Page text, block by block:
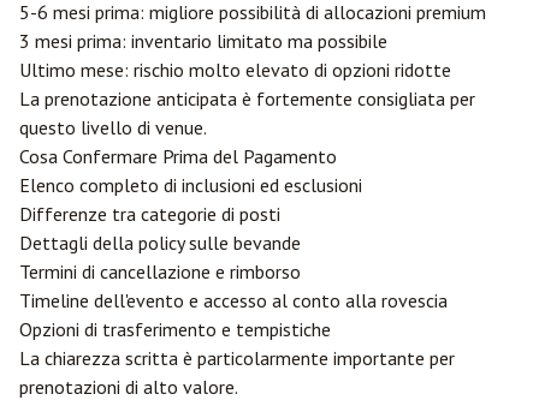
5-6 mesi prima: migliore possibilità di allocazioni premium
3 mesi prima: inventario limitato ma possibile
Ultimo mese: rischio molto elevato di opzioni ridotte
La prenotazione anticipata è fortemente consigliata per
questo livello di venue.
Cosa Confermare Prima del Pagamento
Elenco completo di inclusioni ed esclusioni
Differenze tra categorie di posti
Dettagli della policy sulle bevande
Termini di cancellazione e rimborso
Timeline dell'evento e accesso al conto alla rovescia
Opzioni di trasferimento e tempistiche
La chiarezza scritta è particolarmente importante per
prenotazioni di alto valore.